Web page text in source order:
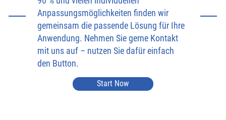
Anpassungsmöglichkeiten finden wir
gemeinsam die passende Lösung für Ihre
Anwendung. Nehmen Sie gerne Kontakt
mit uns auf – nutzen Sie dafür einfach
den Button.
Start Now